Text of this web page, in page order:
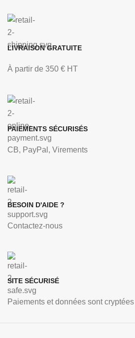
LIVRAISON GRATUITE
À partir de 350 € HT
PAIEMENTS SÉCURISÉS
CB, PayPal, Virements
BESOIN D'AIDE ?
Contactez-nous
SITE SÉCURISÉ
Paiements et données sont cryptées